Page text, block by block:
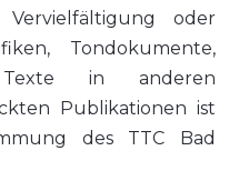
oder
Tondokumente,
Texte in anderen
Publikationen ist
des TTC Bad